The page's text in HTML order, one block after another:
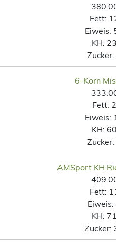
Fett:
Eiweis:
KH:
Zucker:
6-Korn
Fett:
Eiweis:
KH:
Zucker:
AMSport KH
Fett:
Eiweis:
KH:
Zucker: